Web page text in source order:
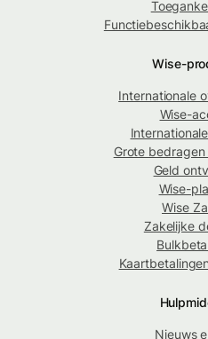
Wise-
Internationale
Wise-
Grote
Geld
Wise-
Wise
Zakelijke
Nieuws